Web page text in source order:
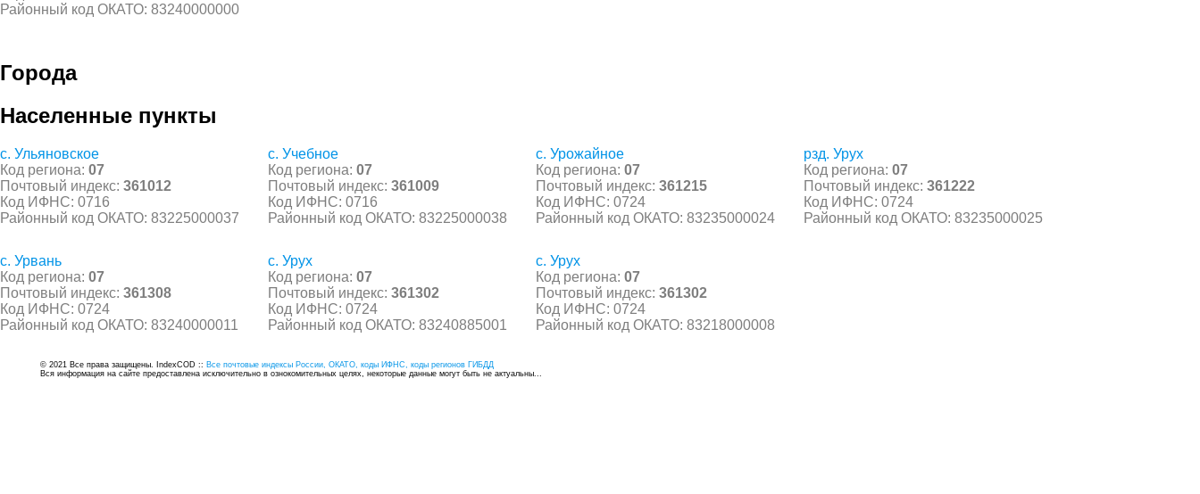
Районный код ОКАТО: 83240000000
Города
Населенные пункты
с. Ульяновское
Код региона: 07
Почтовый индекс: 361012
Код ИФНС: 0716
Районный код ОКАТО: 83225000037
с. Учебное
Код региона: 07
Почтовый индекс: 361009
Код ИФНС: 0716
Районный код ОКАТО: 83225000038
с. Урожайное
Код региона: 07
Почтовый индекс: 361215
Код ИФНС: 0724
Районный код ОКАТО: 83235000024
рзд. Урух
Код региона: 07
Почтовый индекс: 361222
Код ИФНС: 0724
Районный код ОКАТО: 83235000025
с. Урвань
Код региона: 07
Почтовый индекс: 361308
Код ИФНС: 0724
Районный код ОКАТО: 83240000011
с. Урух
Код региона: 07
Почтовый индекс: 361302
Код ИФНС: 0724
Районный код ОКАТО: 83240885001
с. Урух
Код региона: 07
Почтовый индекс: 361302
Код ИФНС: 0724
Районный код ОКАТО: 83218000008
© 2021 Все права защищены. IndexCOD :: Все почтовые индексы России, ОКАТО, коды ИФНС, коды регионов ГИБДД
Вся информация на сайте предоставлена исключительно в ознокомительных целях, некоторые данные могут быть не актуальны...